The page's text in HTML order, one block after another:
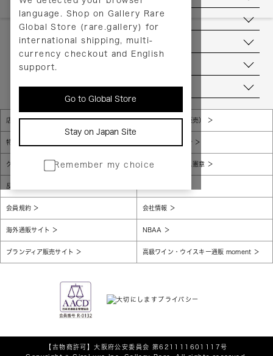
language. Shop on Gallery Rare
Global Store (rare.gallery) for
international shipping, multi-
currency checkout and English
support.
Go to Global Store
Stay on Japan Site
Remember my choice
ヘルプ
お問い合わせ
当店について
店舗一覧 販売規約（店頭販売）
特定商取引法に基づく表示 個人情報保護方針
グローバルプライバシーポリシー コンプライアンス憲章
反社会的勢力に対する基本方針
会員規約 会社情報
海外通販サイト NBAA
ブランディア販売サイト 高級ワイン・ウイスキー通販 moment
【古物商許可】大阪府公安委員会 第621111601117号